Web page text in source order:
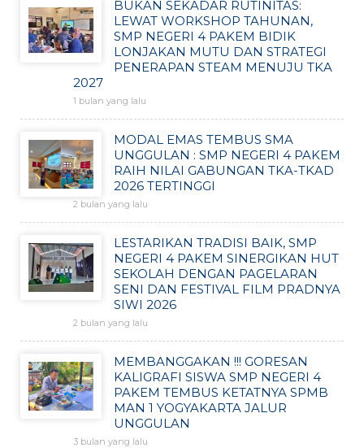
BUKAN SEKADAR RUTINITAS:
LEWAT WORKSHOP TAHUNAN,
SMP NEGERI 4 PAKEM BIDIK
LONJAKAN MUTU DAN STRATEGI
PENERAPAN STEAM MENUJU TKA
2027
1 bulan yang lalu
MODAL EMAS TEMBUS SMA
UNGGULAN : SMP NEGERI 4 PAKEM
RAIH NILAI GABUNGAN TKA-TKAD
2026 TERTINGGI
2 bulan yang lalu
LESTARIKAN TRADISI BAIK, SMP
NEGERI 4 PAKEM SINERGIKAN HUT
SEKOLAH DENGAN PAGELARAN
SENI DAN FESTIVAL FILM PRADNYA
SIWI 2026
2 bulan yang lalu
MEMBANGGAKAN !!! GORESAN
KALIGRAFI SISWA SMP NEGERI 4
PAKEM TEMBUS KETATNYA SPMB
MAN 1 YOGYAKARTA JALUR
UNGGULAN
3 bulan yang lalu